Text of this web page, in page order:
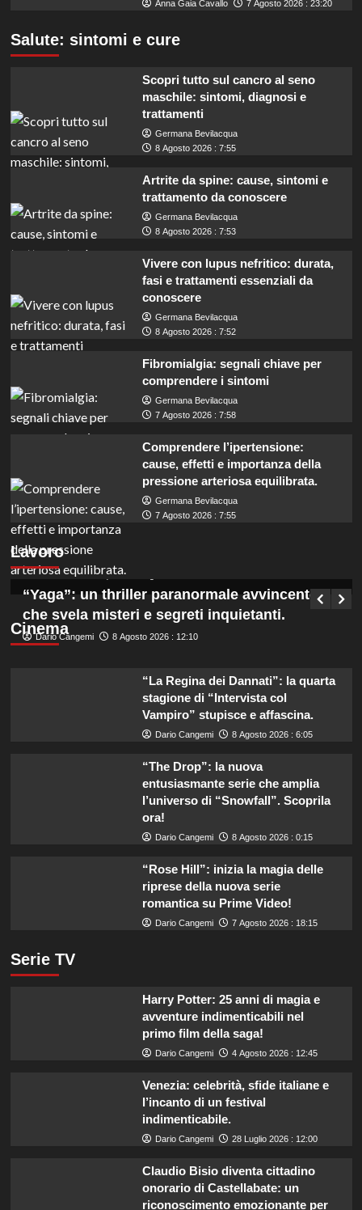
Anna Gaia Cavallo 7 Agosto 2026 : 23:20
Salute: sintomi e cure
Scopri tutto sul cancro al seno
maschile: sintomi, diagnosi e
trattamenti
Germana Bevilacqua
8 Agosto 2026 : 7:55
Artrite da spine: cause, sintomi e
trattamento da conoscere
Germana Bevilacqua
8 Agosto 2026 : 7:53
Vivere con lupus nefritico: durata,
fasi e trattamenti essenziali da
conoscere
Germana Bevilacqua
8 Agosto 2026 : 7:52
Fibromialgia: segnali chiave per
comprendere i sintomi
Germana Bevilacqua
7 Agosto 2026 : 7:58
Comprendere l’ipertensione:
cause, effetti e importanza della
pressione arteriosa equilibrata.
Germana Bevilacqua
7 Agosto 2026 : 7:55
Lavoro
Assunzioni in Veneto: 6 coadiutori
amministrativi cercasi, lavoro a tempo
indeterminato.
Germana Bevilacqua
Cinema
“Yaga”: un thriller paranormale avvincente
che svela misteri e segreti inquietanti.
Dario Cangemi 8 Agosto 2026 : 12:10
“La Regina dei Dannati”: la quarta
stagione di “Intervista col
Vampiro” stupisce e affascina.
Dario Cangemi 8 Agosto 2026 : 6:05
“The Drop”: la nuova
entusiasmante serie che amplia
l’universo di “Snowfall”. Scoprila
ora!
Dario Cangemi 8 Agosto 2026 : 0:15
“Rose Hill”: inizia la magia delle
riprese della nuova serie
romantica su Prime Video!
Dario Cangemi 7 Agosto 2026 : 18:15
Serie TV
Harry Potter: 25 anni di magia e
avventure indimenticabili nel
primo film della saga!
Dario Cangemi 4 Agosto 2026 : 12:45
Venezia: celebrità, sfide italiane e
l’incanto di un festival
indimenticabile.
Dario Cangemi 28 Luglio 2026 : 12:00
Claudio Bisio diventa cittadino
onorario di Castellabate: un
riconoscimento emozionante per